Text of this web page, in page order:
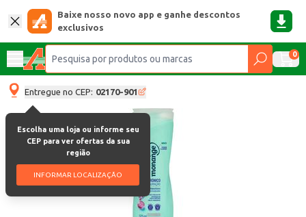
Baixe nosso novo app e ganhe descontos
exclusivos
0
Entregue no CEP: 02170-901
Escolha uma loja ou informe seu
CEP para ver ofertas da sua
região
INFORMAR LOCALIZAÇÃO